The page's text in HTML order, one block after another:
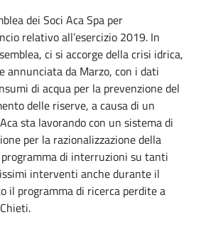
dei Soci Aca Spa per
relativo all’esercizio 2019. In
ci si accorge della crisi idrica,
annunciata da Marzo, con i dati
di acqua per la prevenzione del
delle riserve, a causa di un
sta lavorando con un sistema di
per la razionalizzazione della
di interruzioni su tanti
interventi anche durante il
il programma di ricerca perdite a